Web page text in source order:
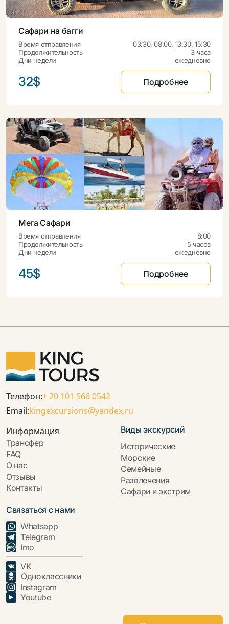
Сафари на багги
Время отправления
03:30, 08:00, 13:30, 15:30
Продолжительность
3 часа
Дни недели
ежедневно
32$ Подробнее
Мега Сафари
Время отправления
8:00
Продолжительность
5 часов
Дни недели
ежедневно
45$ Подробнее
Телефон:+ 20 101 566 0542
Email:kingexcursions@yandex.ru
Информация
Трансфер
FAQ
О нас
Отзывы
Контакты
Виды экскурсий
Исторические
Морские
Семейные
Развлечения
Сафари и экстрим
Связаться с нами
Whatsapp
Telegram
Imo
VK
Одноклассники
Instagram
Youtube